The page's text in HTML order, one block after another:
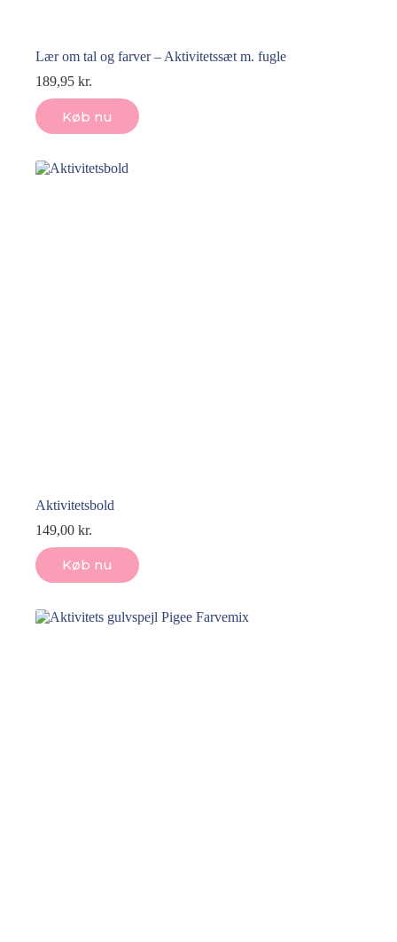
Lær om tal og farver – Aktivitetssæt m. fugle
189,95 kr.
Køb nu
Aktivitetsbold
149,00 kr.
Køb nu